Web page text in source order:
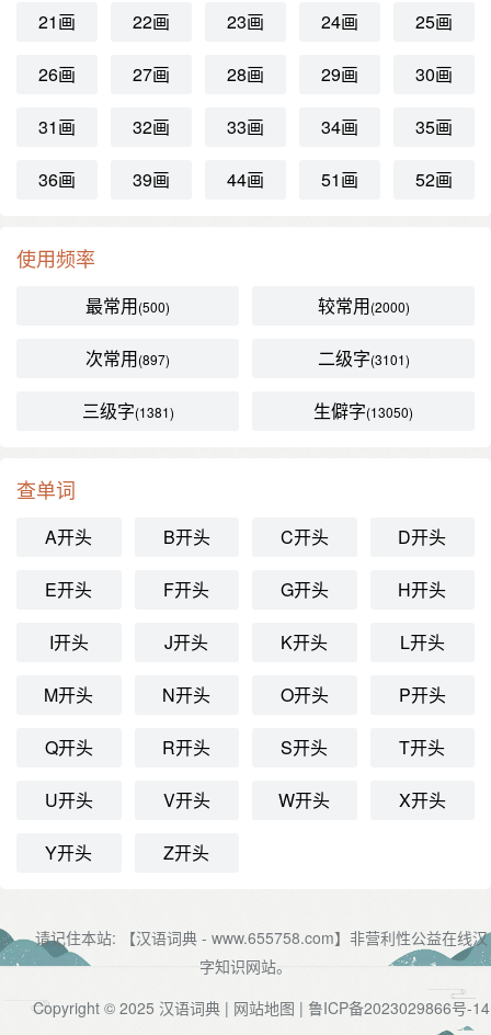
21画 22画 23画 24画 25画
26画 27画 28画 29画 30画
31画 32画 33画 34画 35画
36画 39画 44画 51画 52画
使用频率
最常用(500) 较常用(2000)
次常用(897) 二级字(3101)
三级字(1381) 生僻字(13050)
查单词
A开头 B开头 C开头 D开头
E开头 F开头 G开头 H开头
I开头 J开头 K开头 L开头
M开头 N开头 O开头 P开头
Q开头 R开头 S开头 T开头
U开头 V开头 W开头 X开头
Y开头 Z开头
请记住本站: 【汉语词典 - www.655758.com】非营利性公益在线汉
字知识网站。
Copyright © 2025 汉语词典| 网站地图 | 鲁ICP备2023029866号-14